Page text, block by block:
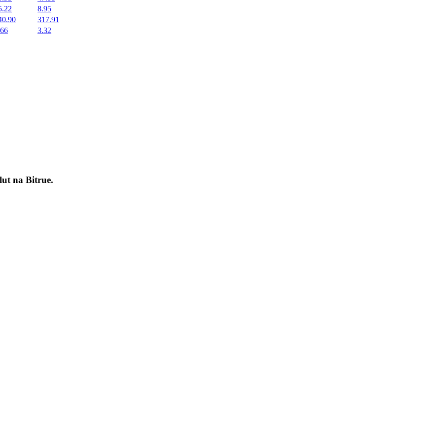
8.95
317.91
3.32
na Bitrue.